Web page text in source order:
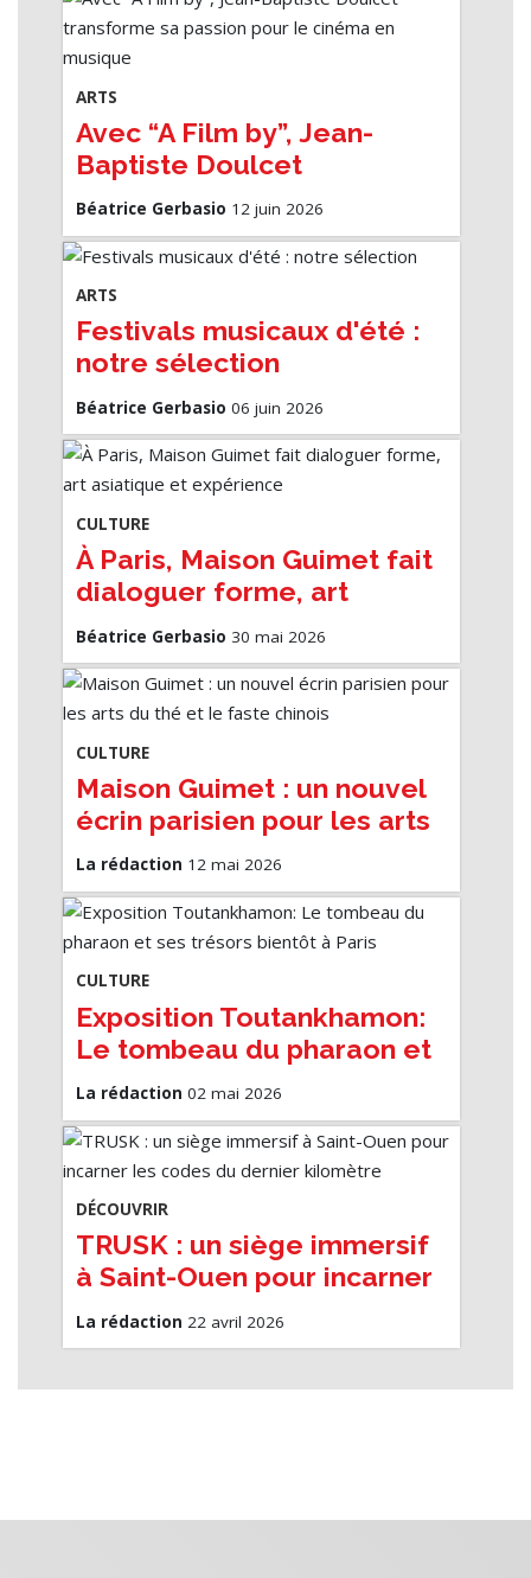
ARTS
Avec “A Film by”, Jean-
Baptiste Doulcet
transforme sa passion pour
le cinéma en musique
Béatrice Gerbasio 12 juin 2026
ARTS
Festivals musicaux d'été :
notre sélection
Béatrice Gerbasio 06 juin 2026
CULTURE
À Paris, Maison Guimet fait
dialoguer forme, art
asiatique et expérience
Béatrice Gerbasio 30 mai 2026
CULTURE
Maison Guimet : un nouvel
écrin parisien pour les arts
du thé et le faste chinois
La rédaction 12 mai 2026
CULTURE
Exposition Toutankhamon:
Le tombeau du pharaon et
ses trésors bientôt à Paris
La rédaction 02 mai 2026
DÉCOUVRIR
TRUSK : un siège immersif
à Saint-Ouen pour incarner
les codes du dernier
kilomètre
La rédaction 22 avril 2026